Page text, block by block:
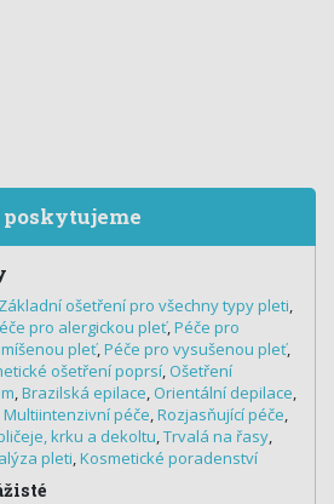
Základní ošetření pro všechny typy pleti,
pro alergickou pleť,Péče pro
pleť,Péče pro vysušenou pleť,
ošetření poprsí, Ošetření
,Brazilská epilace, Orientální depilace,
Multiintenzivní péče,Rozjasňující péče,
krku a dekoltu,Trvalá na řasy,
pleti,Kosmetické poradenství